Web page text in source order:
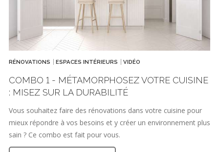
RÉNOVATIONS ESPACES INTÉRIEURS VIDÉO
COMBO 1 - MÉTAMORPHOSEZ VOTRE CUISINE
: MISEZ SUR LA DURABILITÉ
Vous souhaitez faire des rénovations dans votre cuisine pour
mieux répondre à vos besoins et y créer un environnement plus
sain ? Ce combo est fait pour vous.